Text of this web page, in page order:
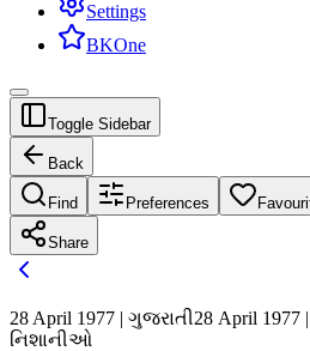
Settings
BKOne
Toggle Sidebar
Back
Find Preferences
Share
28 April 1977 | ગુજરાતી28 April
નિશાનીઓ